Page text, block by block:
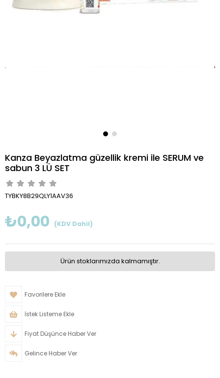
Kanza Beyazlatma güzellik kremi ile SERUM ve
sabun 3 LÜ SET
TYBKY8B29QLY1AAV36
₺0,00 (KDV Dahil)
Ürün stoklarımızda kalmamıştır.
Favorilere Ekle
İstek Listeme Ekle
Fiyat Düşünce Haber Ver
Gelince Haber Ver